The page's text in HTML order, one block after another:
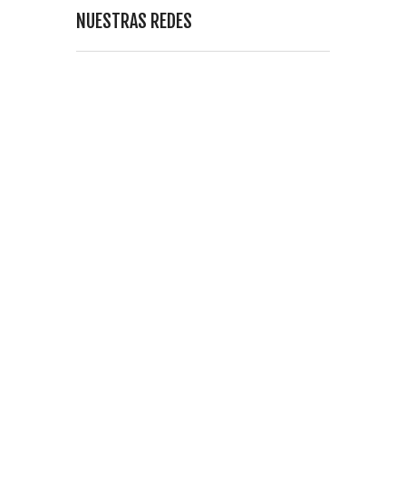
NUESTRAS REDES